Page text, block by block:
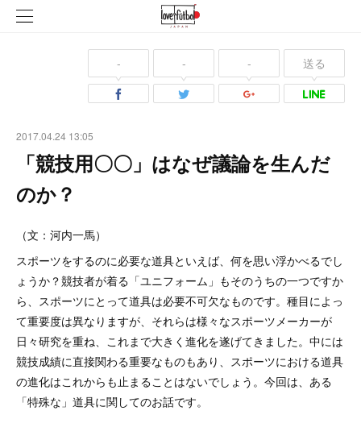
- - - 送る
2017.04.24 13:05
「競技用〇〇」はなぜ議論を生んだ
のか？
（文：河内一馬）
スポーツをするのに必要な道具といえば、何を思い浮かべるでし
ょうか？競技者が着る「ユニフォーム」もそのうちの一つですか
ら、スポーツにとって道具は必要不可欠なものです。種目によっ
て重要度は異なりますが、それらは様々なスポーツメーカーが
日々研究を重ね、これまで大きく進化を遂げてきました。中には
競技成績に直接関わる重要なものもあり、スポーツにおける道具
の進化はこれからも止まることはないでしょう。今回は、ある
「特殊な」道具に関してのお話です。